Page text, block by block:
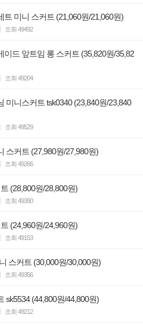
미니 스커트 (21,060원/21,060원)
조회 49492
드 앞트임 롱 스커트 (35,820원/35,82
조회 49204
미니스커트 tsk0340 (23,840원/23,840
조회 49529
스커트 (27,980원/27,980원)
조회 49266
(28,800원/28,800원)
조회 49390
(24,960원/24,960원)
조회 49153
스커트 (30,000원/30,000원)
조회 49356
sk5534 (44,800원/44,800원)
조회 49212